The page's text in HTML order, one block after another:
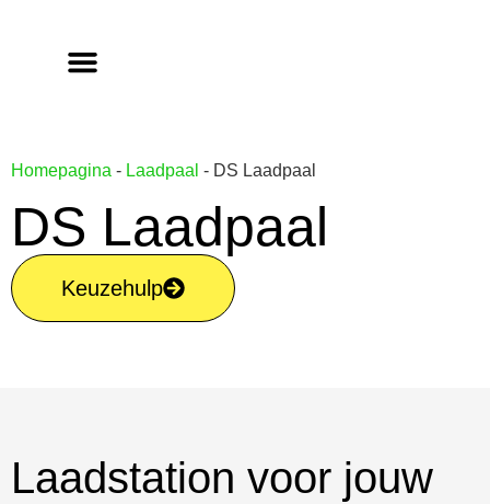
Homepagina - Laadpaal - DS Laadpaal
DS Laadpaal
Keuzehulp
Laadstation voor jouw